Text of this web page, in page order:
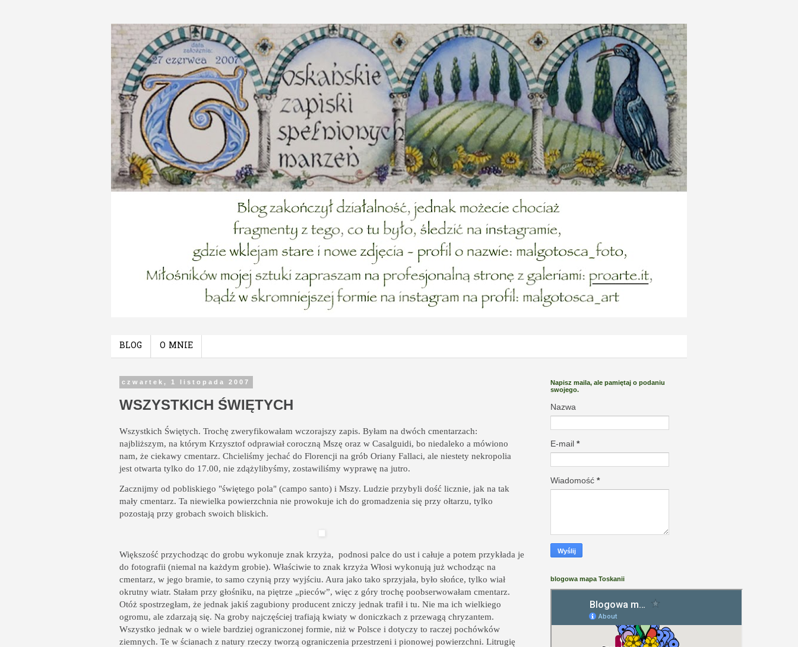
BLOG O MNIE
czwartek, 1 listopada 2007
WSZYSTKICH ŚWIĘTYCH
Wszystkich Świętych. Trochę zweryfikowałam wczorajszy zapis. Byłam na dwóch cmentarzach:
najbliższym, na którym Krzysztof odprawiał coroczną Mszę oraz w Casalguidi, bo niedaleko a mówiono
nam, że ciekawy cmentarz. Chcieliśmy jechać do Florencji na grób Oriany Fallaci, ale niestety nekropolia
jest otwarta tylko do 17.00, nie zdążylibyśmy, zostawiliśmy wyprawę na jutro.
Zacznijmy od pobliskiego "świętego pola" (campo santo) i Mszy. Ludzie przybyli dość licznie, jak na tak
mały cmentarz. Ta niewielka powierzchnia nie prowokuje ich do gromadzenia się przy ołtarzu, tylko
pozostają przy grobach swoich bliskich.
Większość przychodząc do grobu wykonuje znak krzyża, podnosi palce do ust i całuje a potem przykłada je
do fotografii (niemal na każdym grobie). Właściwie to znak krzyża Włosi wykonują już wchodząc na
cmentarz, w jego bramie, to samo czynią przy wyjściu. Aura jako tako sprzyjała, było słońce, tylko wiał
okrutny wiatr. Stałam przy głośniku, na piętrze „pieców”, więc z góry trochę poobserwowałam cmentarz.
Otóż spostrzegłam, że jednak jakiś zagubiony producent zniczy jednak trafił i tu. Nie ma ich wielkiego
ogromu, ale zdarzają się. Na groby najczęściej trafiają kwiaty w doniczkach z przewagą chryzantem.
Wszystko jednak w o wiele bardziej ograniczonej formie, niż w Polsce i dotyczy to raczej pochówków
ziemnych. Te w ścianach z natury rzeczy tworzą ograniczenia przestrzeni i pionowej powierzchni. Litrugię
Napisz maila, ale pamiętaj o podaniu
swojego.
Nazwa
E-mail *
Wiadomość *
blogowa mapa Toskanii